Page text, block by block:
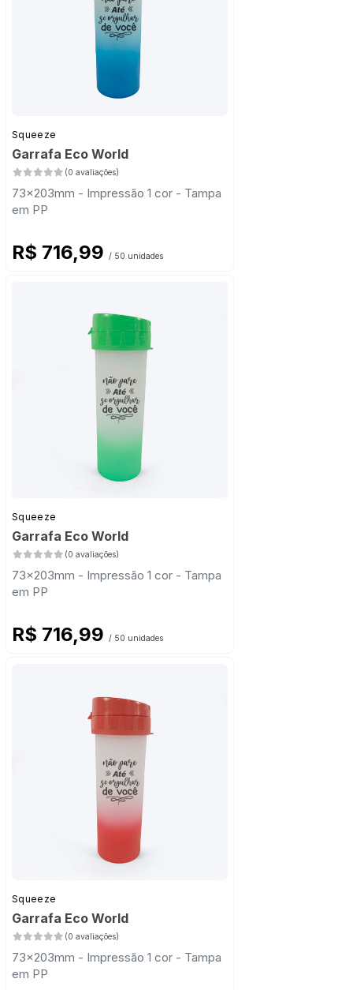
Squeeze
Garrafa Eco World
(0 avaliações)
73x203mm - Impressão 1 cor - Tampa
em PP
R$ 716,99 / 50 unidades
Squeeze
Garrafa Eco World
(0 avaliações)
73x203mm - Impressão 1 cor - Tampa
em PP
R$ 716,99 / 50 unidades
Squeeze
Garrafa Eco World
(0 avaliações)
73x203mm - Impressão 1 cor - Tampa
em PP